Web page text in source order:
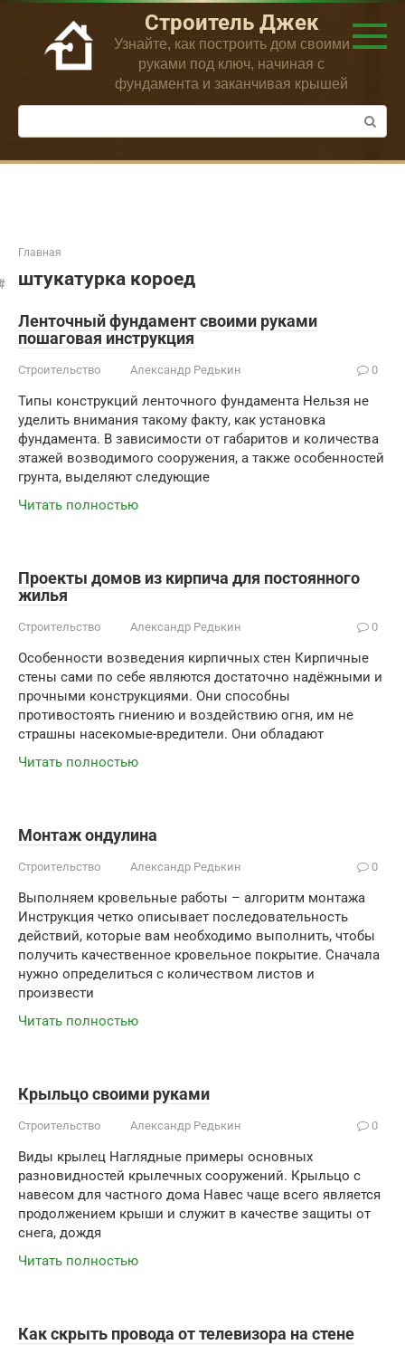
Перейти
контенту
Строитель Джек
Узнайте, как построить дом своими
руками под ключ, начиная с
фундамента и заканчивая крышей
Поиск:
Главная
штукатурка короед
Ленточный фундамент своими руками
пошаговая инструкция
Строительство Александр Редькин 0
Типы конструкций ленточного фундамента Нельзя не
уделить внимания такому факту, как установка
фундамента. В зависимости от габаритов и количества
этажей возводимого сооружения, а также особенностей
грунта, выделяют следующие
Читать полностью
Проекты домов из кирпича для постоянного
жилья
Строительство Александр Редькин 0
Особенности возведения кирпичных стен Кирпичные
стены сами по себе являются достаточно надёжными и
прочными конструкциями. Они способны
противостоять гниению и воздействию огня, им не
страшны насекомые-вредители. Они обладают
Читать полностью
Монтаж ондулина
Строительство Александр Редькин 0
Выполняем кровельные работы – алгоритм монтажа
Инструкция четко описывает последовательность
действий, которые вам необходимо выполнить, чтобы
получить качественное кровельное покрытие. Сначала
нужно определиться с количеством листов и
произвести
Читать полностью
Крыльцо своими руками
Строительство Александр Редькин 0
Виды крылец Наглядные примеры основных
разновидностей крылечных сооружений. Крыльцо с
навесом для частного дома Навес чаще всего является
продолжением крыши и служит в качестве защиты от
снега, дождя
Читать полностью
Как скрыть провода от телевизора на стене